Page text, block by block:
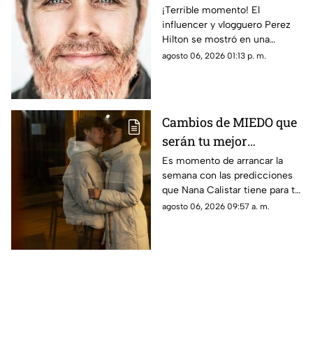
EN VIVO mientras se
4utoles1ona; así fue
captado
¡Terrible momento! El
influencer y vlogguero Perez
Hilton se mostró en una
situación de crisis y provocó la
agosto 06, 2026 01:13 p. m.
Cambios de MIEDO que
serán tu mejor
BENEFICIO: Esto
destaca Nana Calistar
HOY en el horóscopo
Es momento de arrancar la
semana con las predicciones
que Nana Calistar tiene para tu
horóscopo hoy 6 de agosto de
agosto 06, 2026 09:57 a. m.